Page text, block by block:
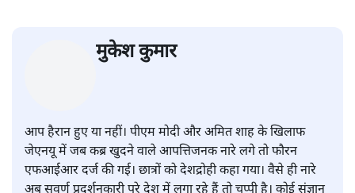
क्यों
विश्लेषण| मुकेश कुमार | 29 JAN, 2026